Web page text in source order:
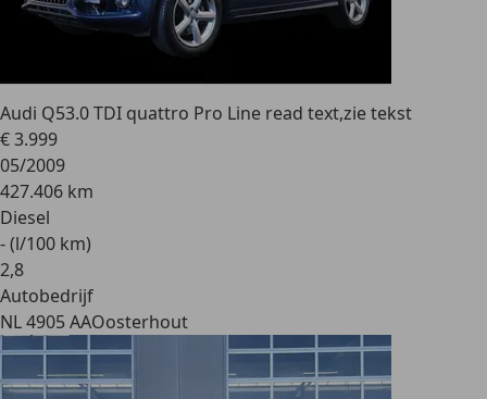
Audi Q53.0 TDI quattro Pro Line read text,zie tekst
€ 3.999
05/2009
427.406 km
Diesel
- (l/100 km)
2,8
Autobedrijf
NL 4905 AAOosterhout